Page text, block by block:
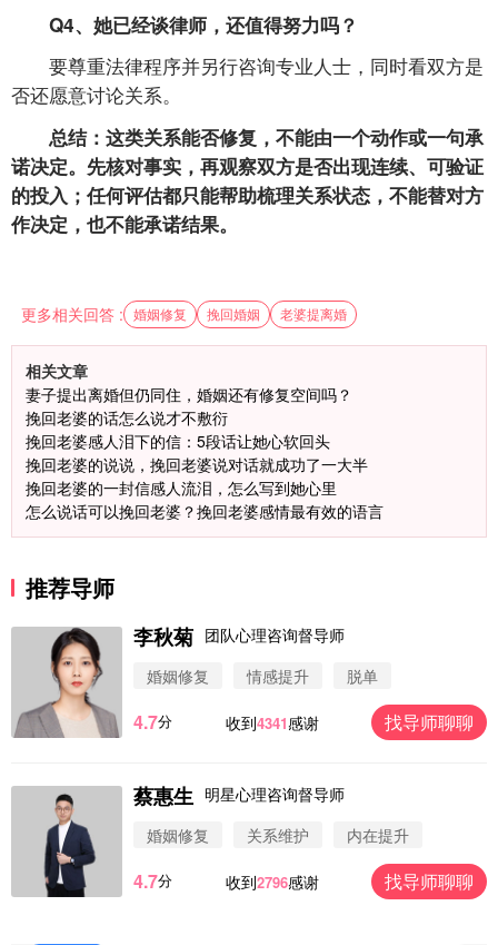
Q4、她已经谈律师，还值得努力吗？
要尊重法律程序并另行咨询专业人士，同时看双方是
否还愿意讨论关系。
总结：这类关系能否修复，不能由一个动作或一句承
诺决定。先核对事实，再观察双方是否出现连续、可验证
的投入；任何评估都只能帮助梳理关系状态，不能替对方
作决定，也不能承诺结果。
更多相关回答 : 婚姻修复 挽回婚姻 老婆提离婚
相关文章
妻子提出离婚但仍同住，婚姻还有修复空间吗？
挽回老婆的话怎么说才不敷衍
挽回老婆感人泪下的信：5段话让她心软回头
挽回老婆的说说，挽回老婆说对话就成功了一大半
挽回老婆的一封信感人流泪，怎么写到她心里
怎么说话可以挽回老婆？挽回老婆感情最有效的语言
推荐导师
李秋菊 团队心理咨询督导师
婚姻修复
情感提升 脱单
4.7分 收到4341感谢 找导师聊聊
蔡惠生 明星心理咨询督导师
婚姻修复
关系维护 内在提升
4.7分 收到2796感谢 找导师聊聊
微信用户 圆圈 通过此页面咨询，已获得专属情感方
案
微信用户 Vnno 通过此页面咨询，已获得专属情感方